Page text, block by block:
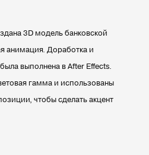
3D модель банковской
анимация. Доработка и
выполнена в After Effects.
гамма и использованы
чтобы сделать акцент